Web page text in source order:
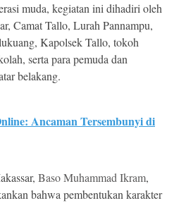
muda, kegiatan ini dihadiri oleh
Camat Tallo, Lurah Pannampu,
Kapolsek Tallo, tokoh
serta para pemuda dan
belakang.
Ancaman Tersembunyi di
Baso Muhammad Ikram,
bahwa pembentukan karakter